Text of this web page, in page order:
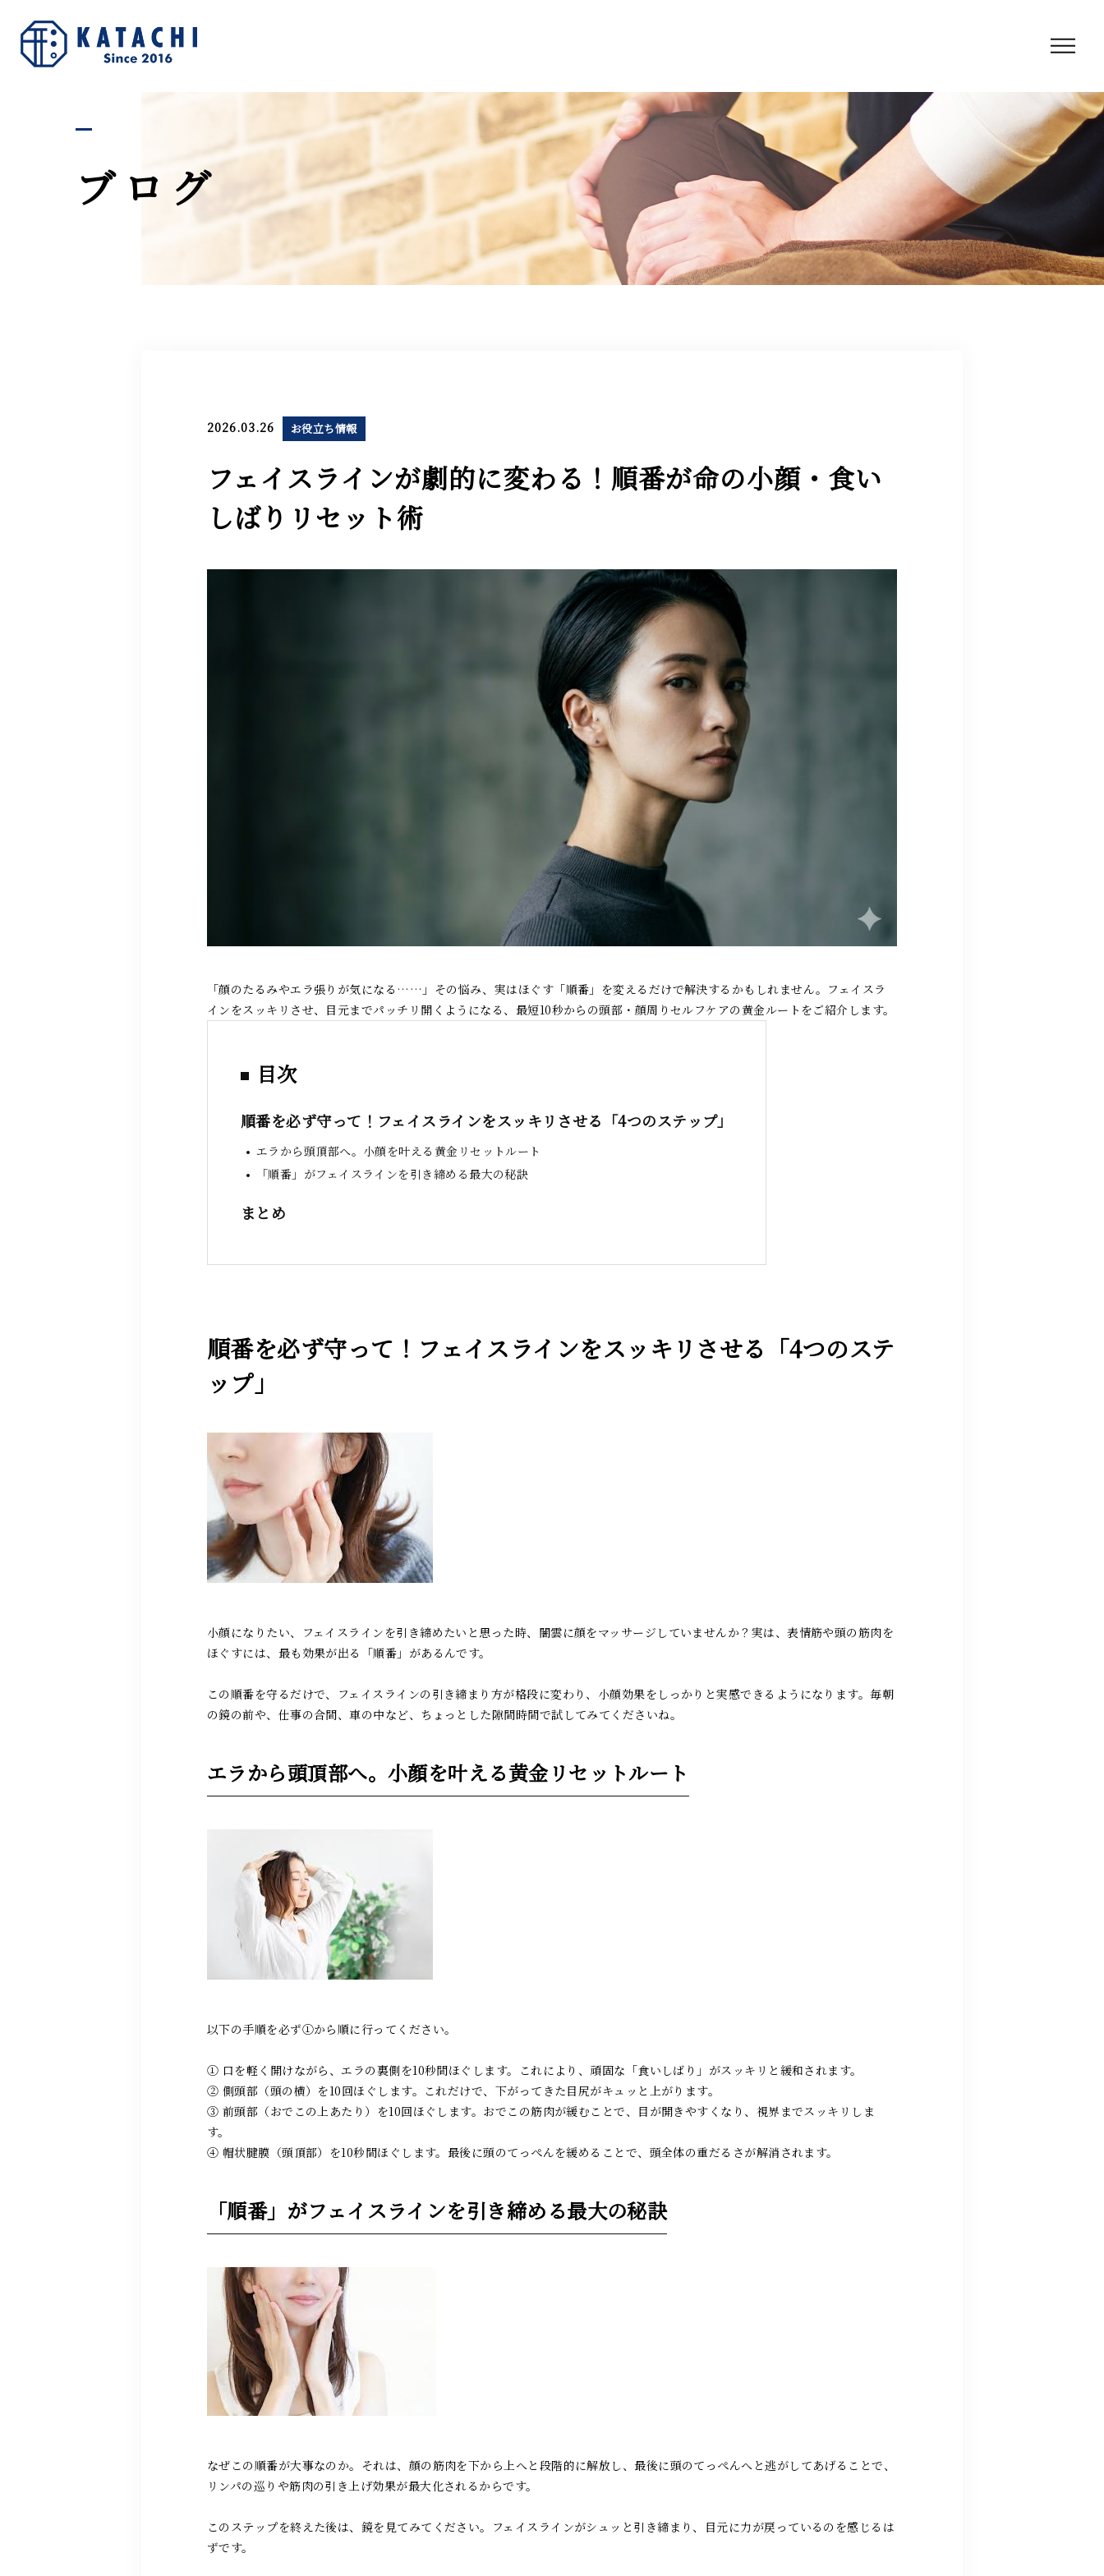
ブログ
2026.03.26 お役立ち情報
フェイスラインが劇的に変わる！順番が命の小顔・食い
しばりリセット術
「顔のたるみやエラ張りが気になる……」その悩み、実はほぐす「順番」を変えるだけで解決するかもしれません。フェイスラ
インをスッキリさせ、目元までパッチリ開くようになる、最短10秒からの頭部・顔周りセルフケアの黄金ルートをご紹介します。
目次
順番を必ず守って！フェイスラインをスッキリさせる「4つのステップ」
エラから頭頂部へ。小顔を叶える黄金リセットルート
「順番」がフェイスラインを引き締める最大の秘訣
まとめ
順番を必ず守って！フェイスラインをスッキリさせる「4つのステ
ップ」
小顔になりたい、フェイスラインを引き締めたいと思った時、闇雲に顔をマッサージしていませんか？実は、表情筋や頭の筋肉を
ほぐすには、最も効果が出る「順番」があるんです。
この順番を守るだけで、フェイスラインの引き締まり方が格段に変わり、小顔効果をしっかりと実感できるようになります。毎朝
の鏡の前や、仕事の合間、車の中など、ちょっとした隙間時間で試してみてくださいね。
エラから頭頂部へ。小顔を叶える黄金リセットルート
以下の手順を必ず①から順に行ってください。
① 口を軽く開けながら、エラの裏側を10秒間ほぐします。これにより、頑固な「食いしばり」がスッキリと緩和されます。
② 側頭部（頭の横）を10回ほぐします。これだけで、下がってきた目尻がキュッと上がります。
③ 前頭部（おでこの上あたり）を10回ほぐします。おでこの筋肉が緩むことで、目が開きやすくなり、視界までスッキリしま
す。
④ 帽状腱膜（頭頂部）を10秒間ほぐします。最後に頭のてっぺんを緩めることで、頭全体の重だるさが解消されます。
「順番」がフェイスラインを引き締める最大の秘訣
なぜこの順番が大事なのか。それは、顔の筋肉を下から上へと段階的に解放し、最後に頭のてっぺんへと逃がしてあげることで、
リンパの巡りや筋肉の引き上げ効果が最大化されるからです。
このステップを終えた後は、鏡を見てみてください。フェイスラインがシュッと引き締まり、目元に力が戻っているのを感じるは
ずです。
私たちについて コース紹介
お客様の声 スタッフ紹介
ブログ アクセス
営業時間 10：00～22：00
（最終スタート時間〈月～土曜日〉20：00〈日曜日〉19：00）
施術のご予約
お問い合わせ